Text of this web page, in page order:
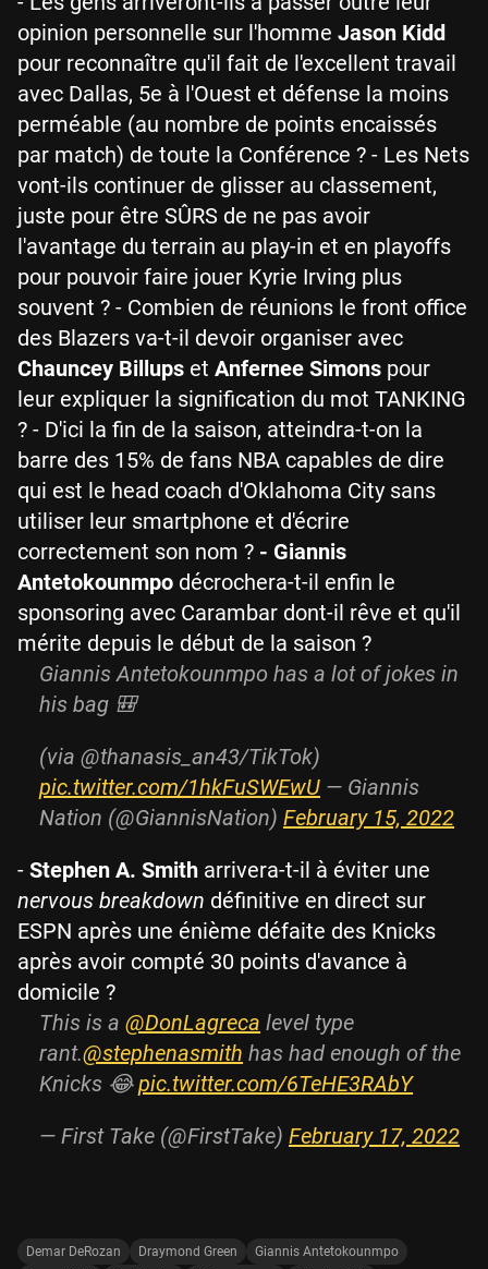
opinion personnelle sur l'homme Jason Kidd
pour reconnaître qu'il fait de l'excellent travail
avec Dallas, 5e à l'Ouest et défense la moins
perméable (au nombre de points encaissés
par match) de toute la Conférence ? - Les Nets
vont-ils continuer de glisser au classement,
juste pour être SÛRS de ne pas avoir
l'avantage du terrain au play-in et en playoffs
pour pouvoir faire jouer Kyrie Irving plus
souvent ? - Combien de réunions le front office
des Blazers va-t-il devoir organiser avec
Chauncey Billups et Anfernee Simons pour
leur expliquer la signification du mot TANKING
? - D'ici la fin de la saison, atteindra-t-on la
barre des 15% de fans NBA capables de dire
qui est le head coach d'Oklahoma City sans
utiliser leur smartphone et d'écrire
correctement son nom ? - Giannis
Antetokounmpo décrochera-t-il enfin le
sponsoring avec Carambar dont-il rêve et qu'il
mérite depuis le début de la saison ?
Giannis Antetokounmpo has a lot of jokes in
his bag 🎒
(via @thanasis_an43/TikTok)
pic.twitter.com/1hkFuSWEwU — Giannis
Nation (@GiannisNation) February 15, 2022
- Stephen A. Smith arrivera-t-il à éviter une
nervous breakdown définitive en direct sur
ESPN après une énième défaite des Knicks
après avoir compté 30 points d'avance à
domicile ?
This is a @DonLagreca level type
rant.@stephenasmith has had enough of the
Knicks 😂pic.twitter.com/6TeHE3RAbY
— First Take (@FirstTake) February 17, 2022
Demar DeRozan Draymond Green
Giannis Antetokounmpo